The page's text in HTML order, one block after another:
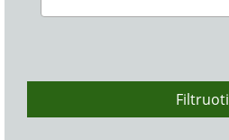
Filtruoti